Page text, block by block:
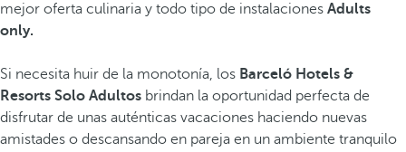
mejor oferta culinaria y todo tipo de instalaciones Adults
only.
Si necesita huir de la monotonía, los Barceló Hotels &
Resorts Solo Adultos brindan la oportunidad perfecta de
disfrutar de unas auténticas vacaciones haciendo nuevas
amistades o descansando en pareja en un ambiente tranquilo